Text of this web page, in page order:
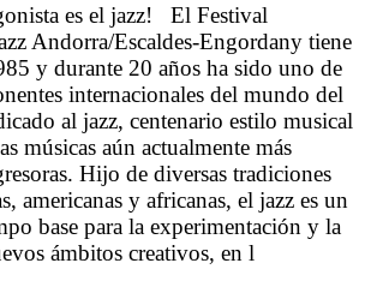
es el jazz! El Festival
Andorra/Escaldes-Engordany tiene
y durante 20 años ha sido uno de
internacionales del mundo del
al jazz, centenario estilo musical
músicas aún actualmente más
Hijo de diversas tradiciones
americanas y africanas, el jazz es un
base para la experimentación y la
ámbitos creativos, en l